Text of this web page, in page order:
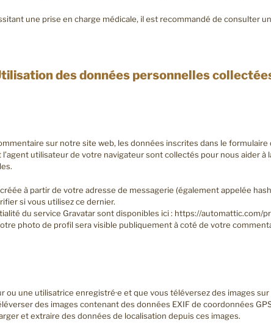
une prise en charge médicale, il est recommandé de consulter
des données personnelles
sur notre site web, les données inscrites dans le formulaire
utilisateur de votre navigateur sont collectés pour nous aider à
à partir de votre adresse de messagerie (également appelée
si vous utilisez ce dernier.
du service Gravatar sont disponibles ici : https://automattic.com/
photo de profil sera visible publiquement à coté de votre
ou une utilisatrice enregistré·e et que vous téléversez des images
des images contenant des données EXIF de coordonnées
et extraire des données de localisation depuis ces images.